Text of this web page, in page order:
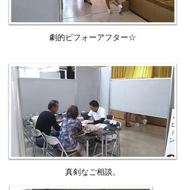
劇的ビフォーアフター☆
真剣なご相談。